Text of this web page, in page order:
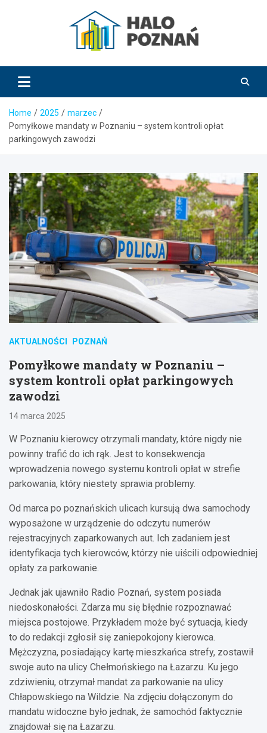
HaloPoznań.pl
Home 2025
marzec
Pomyłkowe mandaty w Poznaniu – system kontroli opłat
parkingowych zawodzi
AKTUALNOŚCI POZNAŃ
Pomyłkowe mandaty w Poznaniu –
system kontroli opłat parkingowych
zawodzi
14 marca 2025
W Poznaniu kierowcy otrzymali mandaty, które nigdy nie
powinny trafić do ich rąk. Jest to konsekwencja
wprowadzenia nowego systemu kontroli opłat w strefie
parkowania, który niestety sprawia problemy.
Od marca po poznańskich ulicach kursują dwa samochody
wyposażone w urządzenie do odczytu numerów
rejestracyjnych zaparkowanych aut. Ich zadaniem jest
identyfikacja tych kierowców, którzy nie uiścili odpowiedniej
opłaty za parkowanie.
Jednak jak ujawniło Radio Poznań, system posiada
niedoskonałości. Zdarza mu się błędnie rozpoznawać
miejsca postojowe. Przykładem może być sytuacja, kiedy
to do redakcji zgłosił się zaniepokojony kierowca.
Mężczyzna, posiadający kartę mieszkańca strefy, zostawił
swoje auto na ulicy Chełmońskiego na Łazarzu. Ku jego
zdziwieniu, otrzymał mandat za parkowanie na ulicy
Chłapowskiego na Wildzie. Na zdjęciu dołączonym do
mandatu widoczne było jednak, że samochód faktycznie
znajdował się na Łazarzu.